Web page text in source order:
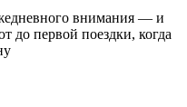
внимания — и
до первой поездки, когда